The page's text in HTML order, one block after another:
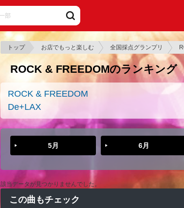
トップ お店でもっと楽しむ 全国採点グランプリ
ROCK & FREEDOMのランキング
ROCK & FREEDOM
De+LAX
5月 6月
該当データが見つかりませんでした。
この曲もチェック